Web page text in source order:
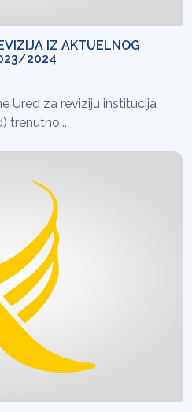
IZ AKTUELNOG
2024
Ured za reviziju institucija
trenutno...